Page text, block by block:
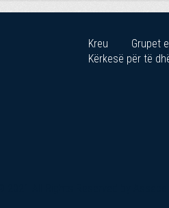
Kreu Grupet
Kërkesë për të